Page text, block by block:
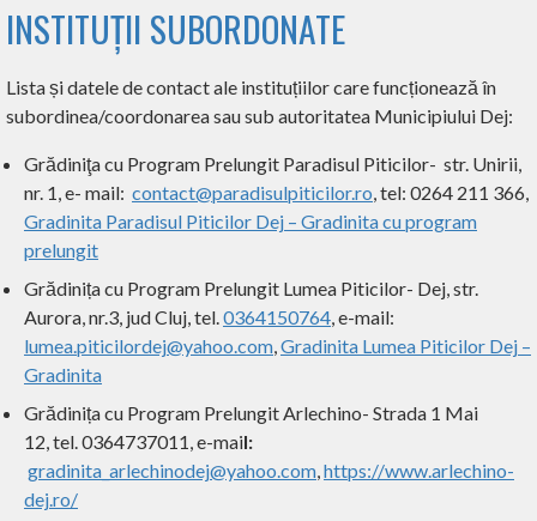
INSTITUȚII SUBORDONATE
Lista și datele de contact ale instituțiilor care funcționează în
subordinea/coordonarea sau sub autoritatea Municipiului Dej:
Grădiniţa cu Program Prelungit Paradisul Piticilor- str. Unirii,
nr. 1, e- mail: contact@paradisulpiticilor.ro, tel: 0264 211 366,
Gradinita Paradisul Piticilor Dej – Gradinita cu program
prelungit
Grădinița cu Program Prelungit Lumea Piticilor- Dej, str.
Aurora, nr.3, jud Cluj, tel.0364150764, e-mail:
lumea.piticilordej@yahoo.com,Gradinita Lumea Piticilor Dej –
Gradinita
Grădinița cu Program Prelungit Arlechino- Strada 1 Mai
12, tel.0364737011, e-mail:
gradinita_arlechinodej@yahoo.com,https://www.arlechino-
dej.ro/